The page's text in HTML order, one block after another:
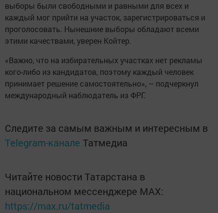
выборы были свободными и равными для всех и
каждый мог прийти на участок, зарегистрироваться и
проголосовать. Нынешние выборы обладают всеми
этими качествами, уверен Койтер.
«Важно, что на избирательных участках нет рекламы
кого-либо из кандидатов, поэтому каждый человек
принимает решение самостоятельно», – подчеркнул
международный наблюдатель из ФРГ.
Следите за самым важным и интересным в
Telegram-канале Татмедиа
Читайте новости Татарстана в
национальном мессенджере MАХ:
https://max.ru/tatmedia